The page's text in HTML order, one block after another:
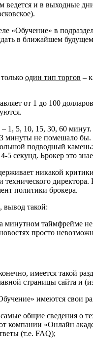
ведется и в выходные
«Обучение» в
в ближайшем
один тип торгов –
от 1 до 100
– 1, 5, 10, 15, 30, 60
минуты не помешало бы.
подводный
секунд. Брокер это
никакой
технического
политики брокера.
такой:
минутном таймфрейме не
просто
имеется такой
страницы сайта и
имеются свои
самые общие сведения о
компании «Онлайн
(т.е. FAQ);